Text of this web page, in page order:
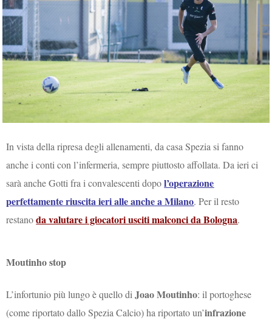
In vista della ripresa degli allenamenti, da casa Spezia si fanno
anche i conti con l’infermeria, sempre piuttosto affollata. Da ieri ci
sarà anche Gotti fra i convalescenti dopol’operazione
perfettamente riuscita ieri alle anche a Milano. Per il resto
restanoda valutare i giocatori usciti malconci da Bologna.
Moutinho stop
L’infortunio più lungo è quello diJoao Moutinho: il portoghese
(come riportato dallo Spezia Calcio) ha riportato un’infrazione